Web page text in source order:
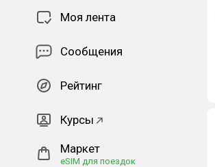
Моя лента
Сообщения
Рейтинг
Курсы
Маркет
eSIM для поездок